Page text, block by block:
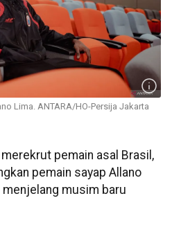
Lima. ANTARA/HO-Persija Jakarta
pemain asal Brasil,
pemain sayap Allano
musim baru